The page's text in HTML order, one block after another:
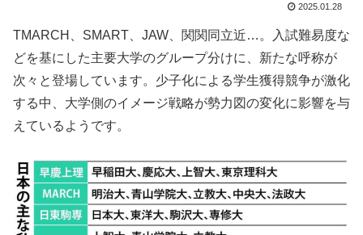
2025.01.28
TMARCH、SMART、JAW、関関同立近…。入試難易度な
どを基にした主要大学のグループ分けに、新たな呼称が
次々と登場しています。少子化による学生獲得競争が激化
する中、大学側のイメージ戦略が勢力図の変化に影響を与
えているようです。